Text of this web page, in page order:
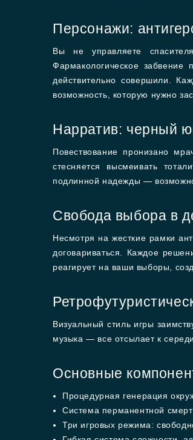
Персонажи:
Вы не управляете
Фармакологическое
действительно совершили.
возможность, которую нужно
Нарратив: черный
Повествование пронизано
стесняется высмеивать
подлинной надежды —
Свобода выбора в
Несмотря на жесткие рамки
договариваться. Каждое
реагирует на ваши выборы,
Визуальный стиль игры
музыка — все отсылает к
Основные
Процедурная генерация
Система перманентной
Три игровых режима: